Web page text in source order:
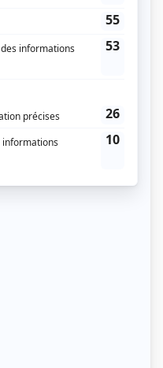
d’un kiné du sport est
dit classique, le
plus grande sécurité
autonomie et dispose
son travail.